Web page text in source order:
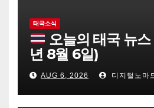
태국소식
오늘의 태국 뉴
년 8월 6일)
AUG 6, 2026 디지털노마